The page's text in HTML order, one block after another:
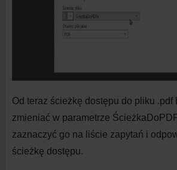
Od teraz ścieżkę dostępu do pliku .pdf
zmieniać w parametrze
zaznaczyć go na liście zapytań i
ścieżkę dostępu.